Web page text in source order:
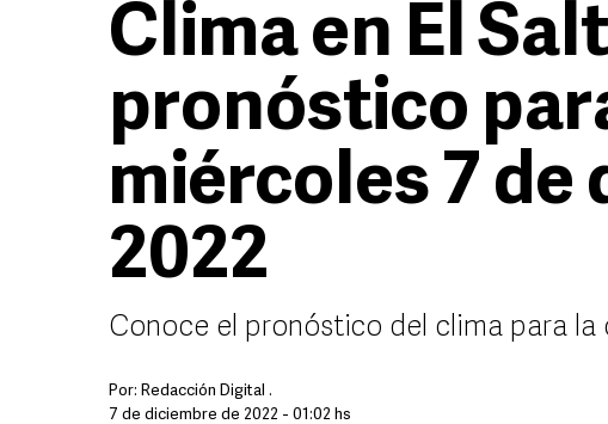
Clima en El
pronóstico
miércoles 7 de
2022
Conoce el pronóstico del clima para la
Por: Redacción Digital .
7 de diciembre de 2022 - 01:02 hs